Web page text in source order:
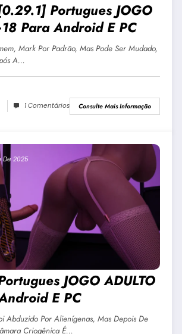
Portugues JOGO
Para Android E PC
Mark Por Padrão, Mas Pode Ser Mudado,
A…
1 Comentários Consulte Mais Informação
De 2025
JOGO ADULTO
E PC
Abduzido Por Alienígenas, Mas Depois De
Criogênica É…